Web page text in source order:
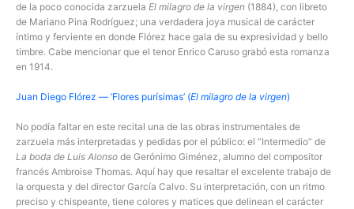
de la poco conocida zarzuela El milagro de la virgen (1884), con libreto
de Mariano Pina Rodríguez; una verdadera joya musical de carácter
íntimo y ferviente en donde Flórez hace gala de su expresividad y bello
timbre. Cabe mencionar que el tenor Enrico Caruso grabó esta romanza
en 1914.
Juan Diego Flórez — ‘Flores purísimas’ (El milagro de la virgen)
No podía faltar en este recital una de las obras instrumentales de
zarzuela más interpretadas y pedidas por el público: el “Intermedio” de
La boda de Luis Alonso de Gerónimo Giménez, alumno del compositor
francés Ambroise Thomas. Aquí hay que resaltar el excelente trabajo de
la orquesta y del director García Calvo. Su interpretación, con un ritmo
preciso y chispeante, tiene colores y matices que delinean el carácter